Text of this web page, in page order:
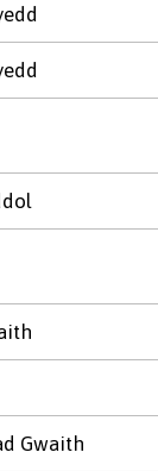
Gwaith